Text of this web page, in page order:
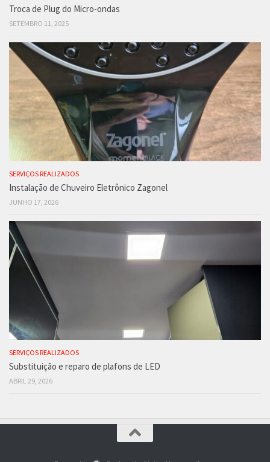
Troca de Plug do Micro-ondas
SETEMBRO 11, 2025
SERVIÇOS REALIZADOS
Instalação de Chuveiro Eletrônico Zagonel
JUNHO 17, 2026
SERVIÇOS REALIZADOS
Substituição e reparo de plafons de LED
ABRIL 29, 2026